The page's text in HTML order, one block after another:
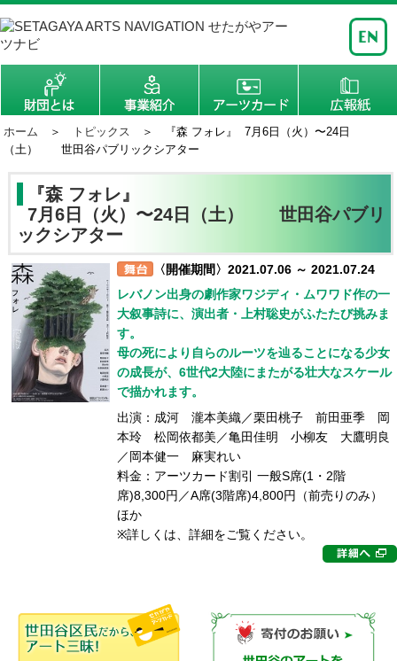
ホーム ＞ トピックス
＞ 『森 フォレ』 7月6日（火）〜24日
（土） 世田谷パブリックシアター
『森 フォレ』
7月6日（火）〜24日（土） 世田谷パブリ
ックシアター
〈開催期間〉2021.07.06 ～ 2021.07.24
レバノン出身の劇作家ワジディ・ムワワド作の一
大叙事詩に、演出者・上村聡史がふたたび挑みま
す。
母の死により自らのルーツを辿ることになる少女
の成長が、6世代2大陸にまたがる壮大なスケール
で描かれます。
出演：成河 瀧本美織／栗田桃子 前田亜季 岡
本玲 松岡依都美／亀田佳明 小柳友 大鷹明良
／岡本健一 麻実れい
料金：アーツカード割引 一般S席(1・2階
席)8,300円／A席(3階席)4,800円（前売りのみ）
ほか
※詳しくは、詳細をご覧ください。